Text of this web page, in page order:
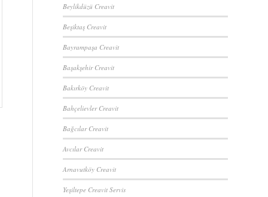
Beylikdüzü Creavit
Beşiktaş Creavit
Bayrampaşa Creavit
Başakşehir Creavit
Bakırköy Creavit
Bahçelievler Creavit
Bağcılar Creavit
Avcılar Creavit
Arnavutköy Creavit
Yeşiltepe Creavit Servis